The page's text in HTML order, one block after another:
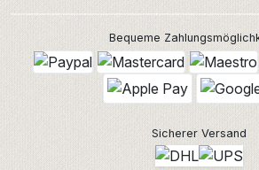
Bequeme
Sicherer Versand